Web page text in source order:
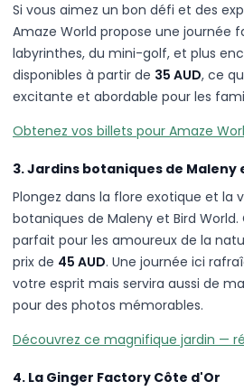
Si vous aimez un bon défi et des
Amaze World propose une journée
labyrinthes, du mini-golf, et plus
disponibles à partir de 35 AUD, ce
excitante et abordable pour les
Obtenez vos billets pour Amaze
3. Jardins botaniques de Maleny
Plongez dans la flore exotique et la
botaniques de Maleny et Bird World.
parfait pour les amoureux de la
prix de 45 AUD. Une journée ici
votre esprit mais servira aussi de
pour des photos mémorables.
Découvrez ce magnifique jardin —
4. La Ginger Factory Côte d'Or